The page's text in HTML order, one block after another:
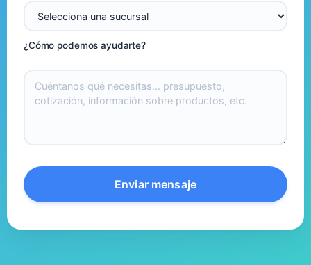
¿Cómo podemos ayudarte?